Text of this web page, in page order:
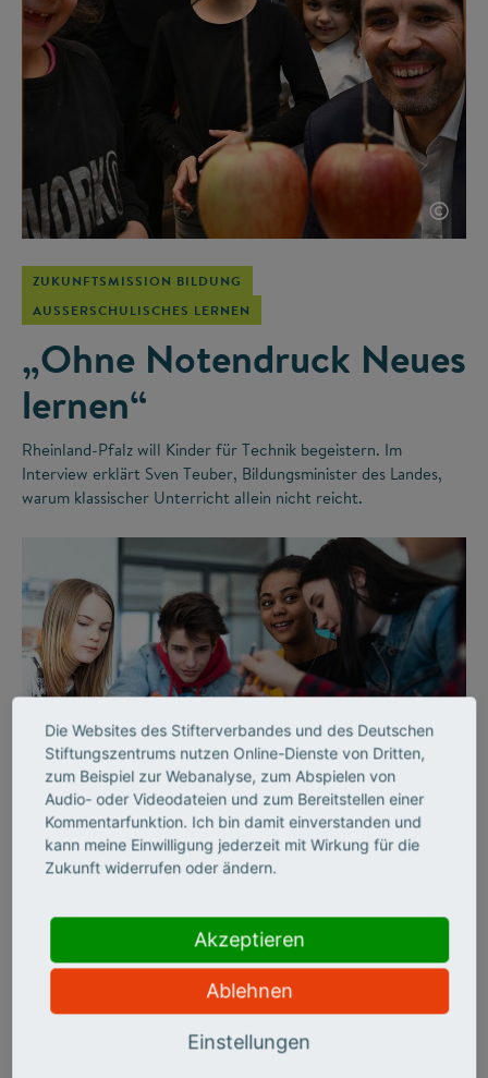
©
ZUKUNFTSMISSION BILDUNG
AUSSERSCHULISCHES LERNEN
„Ohne Notendruck Neues
lernen“
Rheinland-Pfalz will Kinder für Technik begeistern. Im
Interview erklärt Sven Teuber, Bildungsminister des Landes,
warum klassischer Unterricht allein nicht reicht.
ZUKUNFTSMISSION BILDUNG
AUSSERSCHULISCHES LERNEN
„Wir schaffen echte
Erfahrungsräume“
Die Wissensfabrik begeistert junge Menschen für MINT. Als
Erfahrungsschatz. Markus Riefling, Leiter Bildung, erklärt im
Die Websites des Stifterverbandes und des Deutschen
Stiftungszentrums nutzen Online-Dienste von Dritten,
zum Beispiel zur Webanalyse, zum Abspielen von
Audio- oder Videodateien und zum Bereitstellen einer
Kommentarfunktion. Ich bin damit einverstanden und
kann meine Einwilligung jederzeit mit Wirkung für die
Zukunft widerrufen oder ändern.
Akzeptieren
Ablehnen
Einstellungen